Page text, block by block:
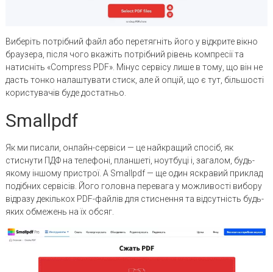
Виберіть потрібний файл або перетягніть його у відкрите вікно
браузера, після чого вкажіть потрібний рівень компресії та
натисніть «Compress PDF». Мінус сервісу лише в тому, що він не
дасть тонко налаштувати стиск, але й опцій, що є тут, більшості
користувачів буде достатньо.
Smallpdf
Як ми писали, онлайн-сервіси — це найкращий спосіб, як
стиснути ПДФ на телефоні, планшеті, ноутбуці і, загалом, будь-
якому іншому пристрої. А Smallpdf — ще один яскравий приклад
подібних сервісів. Його головна перевага у можливості вибору
відразу декількох PDF-файлів для стиснення та відсутність будь-
яких обмежень на їх обсяг.